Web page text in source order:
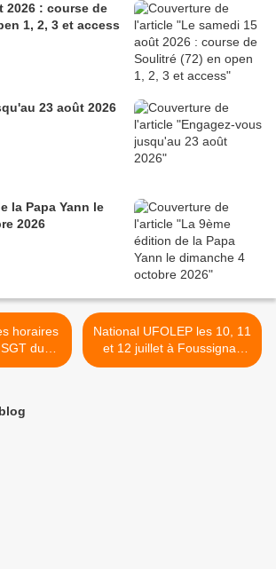
2026 : course de
1, 2, 3 et access
23 août 2026
la Papa Yann le
2026
du
de
National UFOLEP les 10, 11
et 12 juillet à Foussignac
(16) avec 811 engagés >